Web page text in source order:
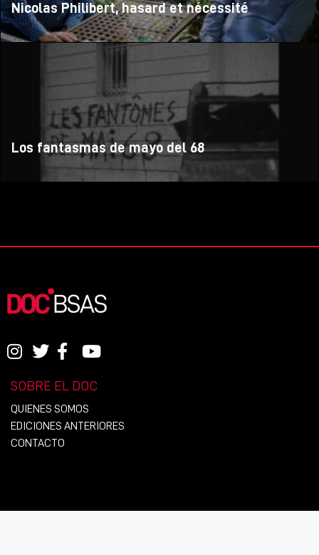
Nicolas Philibert, hasard et nécessité
Los fantasmas de mayo del 68
SOBRE EL DOC
QUIENES SOMOS
EDICIONES ANTERIORES
CONTACTO